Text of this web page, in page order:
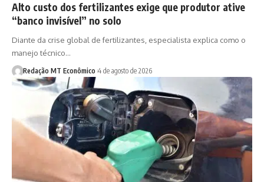
Alto custo dos fertilizantes exige que produtor ative
“banco invisível” no solo
Diante da crise global de fertilizantes, especialista explica como o
manejo técnico…
Redação MT Econômico 4 de agosto de 2026